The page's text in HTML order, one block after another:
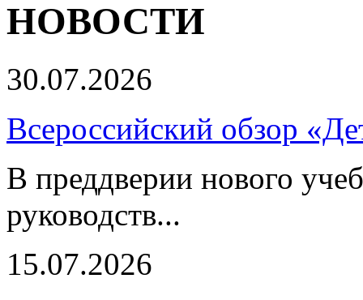
НОВОСТИ
30.07.2026
Всероссийский обзор
В преддверии нового
руководств...
15.07.2026